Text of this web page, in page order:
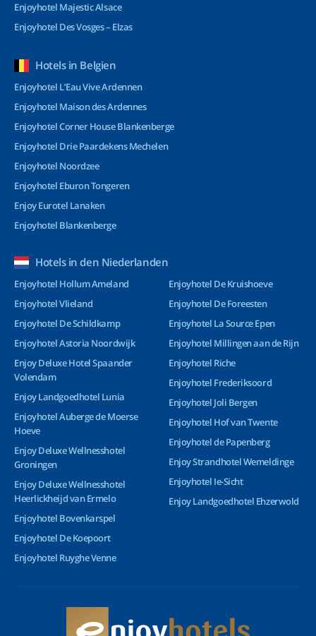
Enjoyhotel Majestic Alsace
Enjoyhotel Des Vosges – Elzas
Hotels in Belgien
Enjoyhotel L’Eau Vive Ardennen
Enjoyhotel Maison des Ardennes
Enjoyhotel Corner House Blankenberge
Enjoyhotel Drie Paardekens Mechelen
Enjoyhotel Noordzee
Enjoyhotel Eburon Tongeren
Enjoy Eurotel Lanaken
Enjoyhotel Blankenberge
Hotels in den Niederlanden
Enjoyhotel Hollum Ameland
Enjoyhotel Vlieland
Enjoyhotel De Schildkamp
Enjoyhotel Astoria Noordwijk
Enjoy Deluxe Hotel Spaander
Volendam
Enjoy Landgoedhotel Lunia
Enjoyhotel Auberge de Moerse
Hoeve
Enjoy Deluxe Wellnesshotel
Groningen
Enjoy Deluxe Wellnesshotel
Heerlickheijd van Ermelo
Enjoyhotel Bovenkarspel
Enjoyhotel De Koepoort
Enjoyhotel Ruyghe Venne
Enjoyhotel De Kruishoeve
Enjoyhotel De Foreesten
Enjoyhotel La Source Epen
Enjoyhotel Millingen aan de Rijn
Enjoyhotel Riche
Enjoyhotel Frederiksoord
Enjoyhotel Joli Bergen
Enjoyhotel Hof van Twente
Enjoyhotel de Papenberg
Enjoy Strandhotel Wemeldinge
Enjoyhotel Ie-Sicht
Enjoy Landgoedhotel Ehzerwold